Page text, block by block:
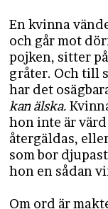
En kvinna
och går mot
pojken, sitter
gråter. Och till
har det
kan älska.
hon inte är
återgäldas,
som bor
hon en sådan
Om ord är